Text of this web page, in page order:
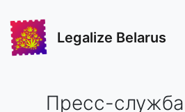
Legalize Belarus
Пресс-